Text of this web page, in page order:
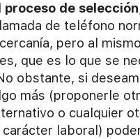
proceso de selección
de teléfono
pero al
que es lo que se
obstante, si
más (proponerle
o cualquier
laboral)